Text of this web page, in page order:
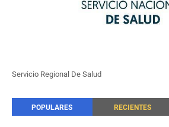
Servicio Regional De Salud
POPULARES RECIENTES